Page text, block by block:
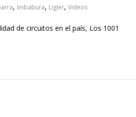
, Imbabura, Ligier, Videos
de circuitos en el país, Los 1001